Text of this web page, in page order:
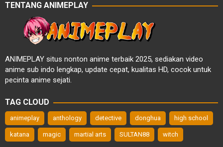
TENTANG ANIMEPLAY
ANIMEPLAY situs nonton anime terbaik 2025, sediakan video
anime sub indo lengkap, update cepat, kualitas HD, cocok untuk
pecinta anime sejati.
TAG CLOUD
animeplay anthology detective donghua high school
katana magic martial arts SULTAN88 witch